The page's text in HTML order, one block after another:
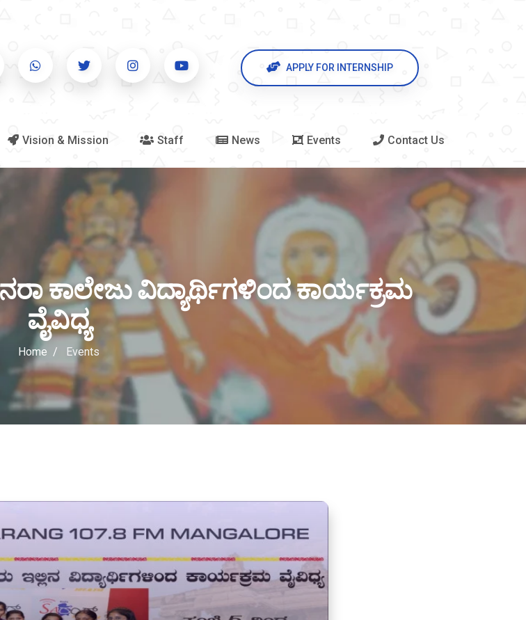
APPLY FOR INTERNSHIP
Vision & Mission Staff News Events Contact Us
ಕಾಲೇಜು ವಿದ್ಯಾರ್ಥಿಗಳಿಂದ ಕಾರ್ಯಕ್ರಮ
ವೈವಿಧ್ಯ
Home Events